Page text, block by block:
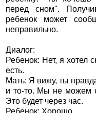
перед сном".
ребенок может
неправильно.
Диалог:
Ребенок: Нет, я хотел
есть.
Мать: Я вижу, ты
и то-то. Мы не можем
Это будет через час.
Ребенок: Хорошо.